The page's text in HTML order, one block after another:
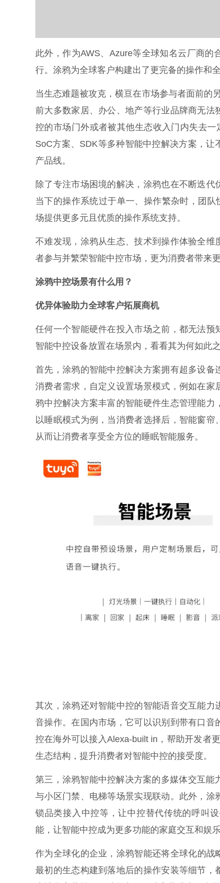
此外，作为AWS、Azure等全球知名云厂商
行。涂鸦为全球客户构建出了更完备的操作和
当生态难题被攻克，横亘在市场参与者面前的
前大多数家居、办公、地产等行业品牌商无
控的市场门外或者被其他生态收入门内失去
SoC方案、SDK等多种智能中控解决方案，
产品线。
除了专注市场困境的解决，涂鸦也在不断迭
当下的操作系统过于单一、操作繁杂时，团
场提供更多元且优质的操作系统支持。
不难发现，涂鸦从生态、技术到操作体验全
者参与并繁荣智能中控市场，更为消费者带来
涂鸦中控场景有什么用？
优异体验助力全球客户拓展商机
任何一个智能硬件在投入市场之前，都无法
智能中控设备放置在场景内，看看其为何如此
首先，涂鸦的智能中控解决方案拥有超多设
消费者需求，自定义设置场景模式，例如在
鸦中控解决方案丰富的智能硬件生态管理能
以睡眠模式为例，当消费者选择后，智能窗
从而让消费者享受全方位的睡眠智能服务。
其次，涂鸦还对智能中控的智能语音交互能
音操作。在国内市场，它可以识别到带有口
控在海外可以接入Alexa-built in，帮助开发者
生态结构，提升消费者对智能中控的接受度。
第三，涂鸦智能中控解决方案的多媒体交互
与小区门禁、电梯等场景实现联动。此外，
锁品类接入中控等，让中控替代传统的呼叫
能，让智能中控成为更多功能的家庭交互和娱
作为全球化的企业，涂鸦智能还将全球化的
最初的生态构建到落地后的操作安装等细节